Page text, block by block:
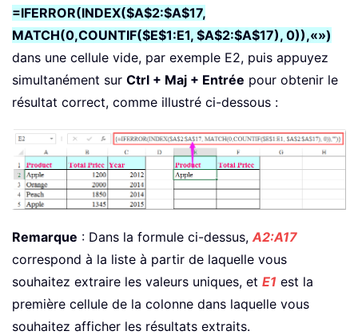
=IFERROR(INDEX($A$2:$A$17,
MATCH(0,COUNTIF($E$1:E1, $A$2:$A$17), 0)),«»)
dans une cellule vide, par exemple E2, puis appuyez
simultanément sur Ctrl + Maj + Entrée pour obtenir le
résultat correct, comme illustré ci-dessous :
Remarque : Dans la formule ci-dessus, A2:A17
correspond à la liste à partir de laquelle vous
souhaitez extraire les valeurs uniques, et E1 est la
première cellule de la colonne dans laquelle vous
souhaitez afficher les résultats extraits.